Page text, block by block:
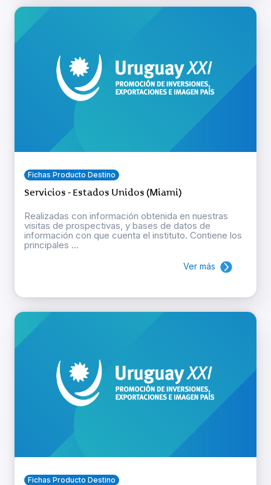
Fichas Producto Destino
Servicios - Estados Unidos (Miami)
Realizadas con información obtenida en nuestras
visitas de prospectivas, y bases de datos de
información con que cuenta el instituto. Contiene los
principales ...
Ver más
Fichas Producto Destino